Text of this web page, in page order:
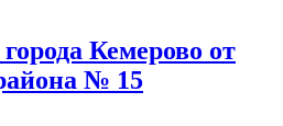
Кемерово от
№ 15